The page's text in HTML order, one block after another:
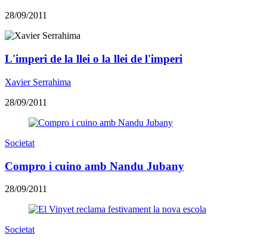
28/09/2011
L'imperi de la llei o la llei de l'imperi
Xavier Serrahima
28/09/2011
Societat
Compro i cuino amb Nandu Jubany
28/09/2011
Societat